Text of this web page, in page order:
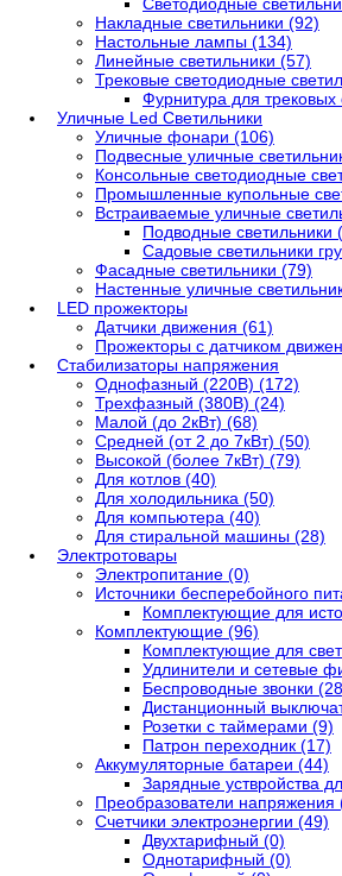
Накладные светильники (92)
Настольные лампы (134)
Линейные светильники (57)
Трековые светодиодные
Фурнитура для трековых
Уличные Led Светильники
Уличные фонари (106)
Подвесные уличные
Консольные светодиодные
Промышленные купольные
Встраиваемые уличные
Подводные светильники
Садовые светильники
Фасадные светильники (79)
Настенные уличные
LED прожекторы
Датчики движения (61)
Прожекторы с датчиком
Стабилизаторы напряжения
Однофазный (220В) (172)
Трехфазный (380В) (24)
Малой (до 2кВт) (68)
Средней (от 2 до 7кВт) (50)
Высокой (более 7кВт) (79)
Для котлов (40)
Для холодильника (50)
Для компьютера (40)
Для стиральной машины (28)
Электротовары
Электропитание (0)
Источники бесперебойного
Комплектующие для
Комплектующие (96)
Комплектующие для
Удлинители и сетевые
Беспроводные звонки
Дистанционный
Розетки с таймерами (9)
Патрон переходник (17)
Аккумуляторные батареи (44)
Зарядные уствройства
Преобразователи напряжения
Счетчики электроэнергии (49)
Двухтарифный (0)
Однотарифный (0)